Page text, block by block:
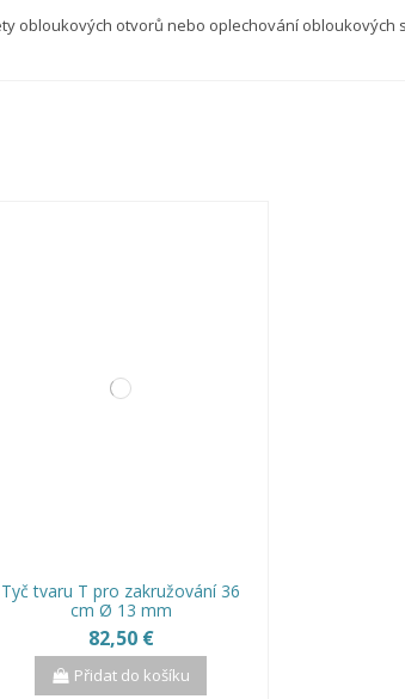
otvorů nebo oplechování obloukových
Tyč tvaru T pro zakružování 36
cm Ø 13 mm
82,50 €
Přidat do košíku